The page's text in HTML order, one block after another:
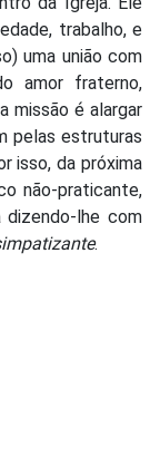
trabalho, e
uma união com
amor fraterno,
missão é alargar
pelas estruturas
isso, da próxima
não-praticante,
lhe com
.